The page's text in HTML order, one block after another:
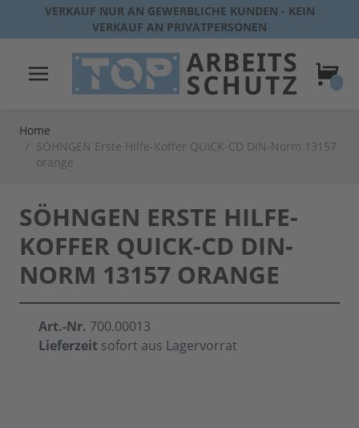
Direkt zum Inhalt
VERKAUF NUR AN GEWERBLICHE KUNDEN - KEIN
VERKAUF AN PRIVATPERSONEN
Home
/ SÖHNGEN Erste Hilfe-Koffer QUICK-CD DIN-Norm 13157
orange
SÖHNGEN ERSTE HILFE-
KOFFER QUICK-CD DIN-
NORM 13157 ORANGE
Art.-Nr. 700.00013
Lieferzeit sofort aus Lagervorrat